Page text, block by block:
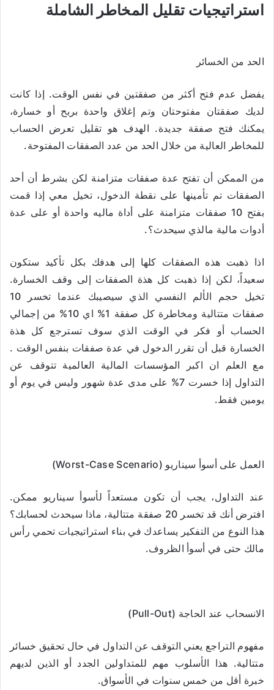
استراتيجيات تقليل المخاطر الشاملة
الحد من الخسائر
يفضل عدم فتح أكثر من صفقتين في نفس الوقت. إذا كانت
لديك صفقتان مفتوحتان وتم إغلاق واحدة بربح أو خسارة،
يمكنك فتح صفقة جديدة. الهدف هو تقليل تعرض الحساب
للمخاطر العالية من خلال الحد من عدد الصفقات المفتوحة.
من الممكن أن تفتح عدة صفقات متزامنة لكن بشرط أن أحد
الصفقات تم تأمينها على نقطة الدخول، تخيل معي إذا قمت
بفتح 10 صفقات متزامنة على أداة ماليه واحدة أو على عدة
أدوات مالية مالذي سيحدث؟.
اذا ذهبت هذه الصفقات كلها إلى هدفك بكل تأكيد ستكون
سعيداً، لكن إذا ذهبت كل هذة الصفقات إلى وقف الخسارة.
تخيل حجم الألم النفسي الذي سيصيبك عندما تخسر 10
صفقات متتالية ومخاطرة كل صفقة 1% اي 10% من إجمالي
الحساب أو فكر في الوقت الذي سوف تسترجع كل هذة
الخسارة قبل أن تقرر الدخول في عدة صفقات بنفس الوقت .
مع العلم ان اكبر المؤسسات المالية العالمية تتوقف عن
التداول إذا خسرت 7% على مدى عدة شهور وليس في يوم أو
يومين فقط.
العمل على أسوأ سيناريو (Worst-Case Scenario)
عند التداول، يجب أن تكون مستعداً لأسوأ سيناريو ممكن.
افترض أنك قد تخسر 20 صفقة متتالية، ماذا سيحدث لحسابك؟
هذا النوع من التفكير يساعدك في بناء استراتيجيات تحمي رأس
مالك حتى في أسوأ الظروف.
الانسحاب عند الحاجة (Pull-Out)
مفهوم التراجع يعني التوقف عن التداول في حال تحقيق خسائر
متتالية. هذا الأسلوب مهم للمتداولين الجدد أو الذين لديهم
خبرة أقل من خمس سنوات في الأسواق.